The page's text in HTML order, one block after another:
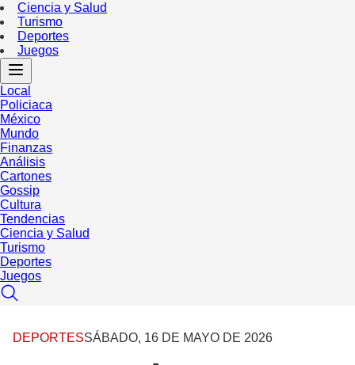
Ciencia y Salud
Turismo
Deportes
Juegos
Local
Policiaca
México
Mundo
Finanzas
Análisis
Cartones
Gossip
Cultura
Tendencias
Ciencia y Salud
Turismo
Deportes
Juegos
DEPORTESSÁBADO, 16 DE MAYO DE 2026